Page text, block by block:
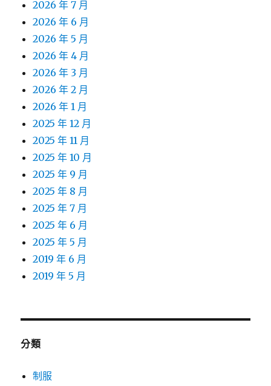
2026 年 7 月
2026 年 6 月
2026 年 5 月
2026 年 4 月
2026 年 3 月
2026 年 2 月
2026 年 1 月
2025 年 12 月
2025 年 11 月
2025 年 10 月
2025 年 9 月
2025 年 8 月
2025 年 7 月
2025 年 6 月
2025 年 5 月
2019 年 6 月
2019 年 5 月
分類
制服